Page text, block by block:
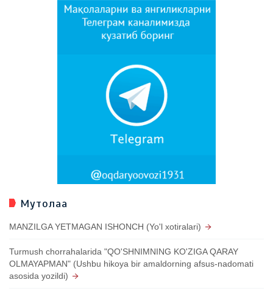
Мутолаа
MANZILGA YETMAGAN ISHONCH (Yo'l xotiralari)
Turmush chorrahalarida "QO'SHNIMNING KO'ZIGA QARAY
OLMAYAPMAN" (Ushbu hikoya bir amaldorning afsus-nadomati
asosida yozildi)